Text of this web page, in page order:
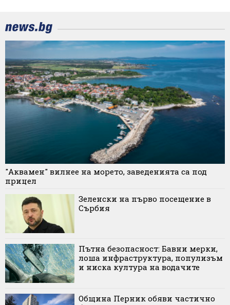
"Аквамен" вилнее на морето, заведенията са под
прицел
Зеленски на първо посещение в
Сърбия
Пътна безопасност: Бавни мерки,
лоша инфраструктура, популизъм
и ниска култура на водачите
Община Перник обяви частично